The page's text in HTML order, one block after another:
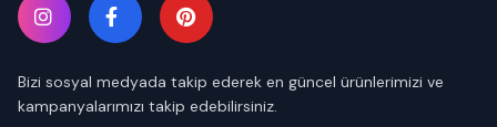
Bizi sosyal medyada takip ederek en güncel ürünlerimizi ve
kampanyalarımızı takip edebilirsiniz.